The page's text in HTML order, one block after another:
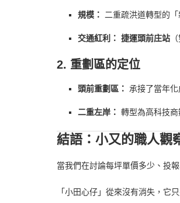
規模： 二重疏洪道轉型的
交通紅利： 捷運頭前庄站
2. 重劃區的定位
頭前重劃區： 承接了當年
二重左岸： 轉型為高科技
結語：小又的職人觀
當我們在討論每坪單價多少、投
「小田心仔」從來沒有消失，它